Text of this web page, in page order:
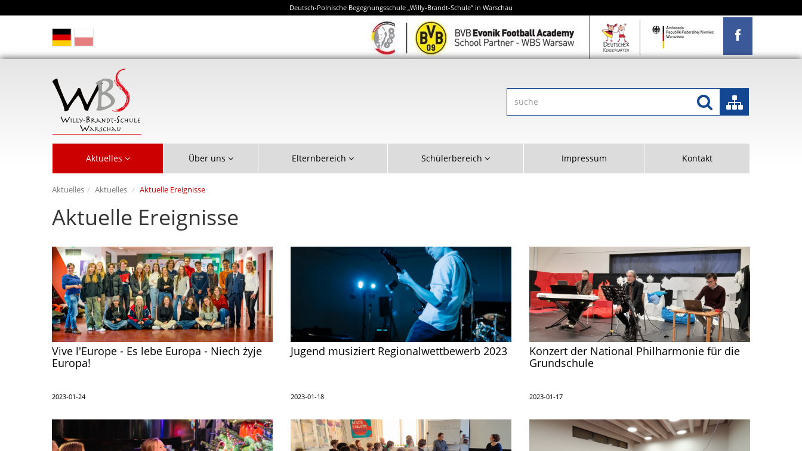
Deutsch-Polnische Begegnungsschule „Willy-Brandt-Schule” in Warschau
Aktuelles Über uns Elternbereich Schülerbereich Impressum Kontakt
Aktuelles Aktuelles Aktuelle Ereignisse
Aktuelle Ereignisse
Vive l'Europe - Es lebe Europa - Niech żyje
Europa!
2023-01-24
Jugend musiziert Regionalwettbewerb 2023
2023-01-18
Konzert der National Philharmonie für die
Grundschule
2023-01-17